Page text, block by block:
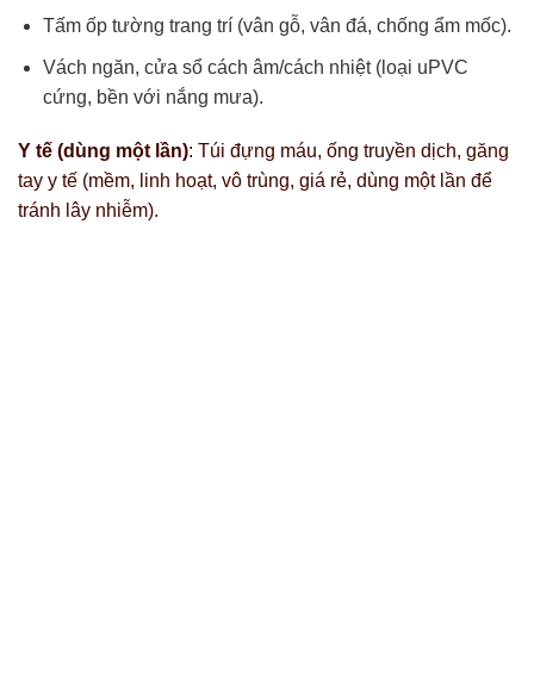
Tấm ốp tường trang trí (vân gỗ, vân đá, chống ẩm mốc).
Vách ngăn, cửa sổ cách âm/cách nhiệt (loại uPVC
cứng, bền với nắng mưa).
Y tế (dùng một lần): Túi đựng máu, ống truyền dịch, găng
tay y tế (mềm, linh hoạt, vô trùng, giá rẻ, dùng một lần để
tránh lây nhiễm).